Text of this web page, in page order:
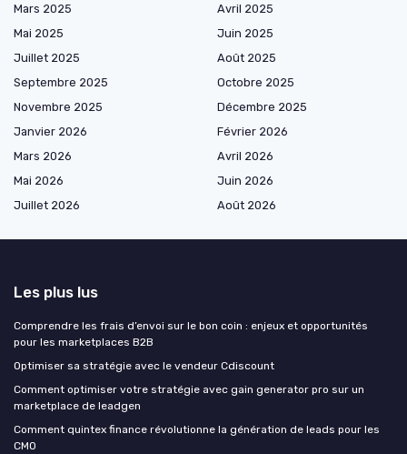
Mars 2025
Avril 2025
Mai 2025
Juin 2025
Juillet 2025
Août 2025
Septembre 2025
Octobre 2025
Novembre 2025
Décembre 2025
Janvier 2026
Février 2026
Mars 2026
Avril 2026
Mai 2026
Juin 2026
Juillet 2026
Août 2026
Les plus lus
Comprendre les frais d’envoi sur le bon coin : enjeux et opportunités
pour les marketplaces B2B
Optimiser sa stratégie avec le vendeur Cdiscount
Comment optimiser votre stratégie avec gain generator pro sur un
marketplace de leadgen
Comment quintex finance révolutionne la génération de leads pour les
CMO